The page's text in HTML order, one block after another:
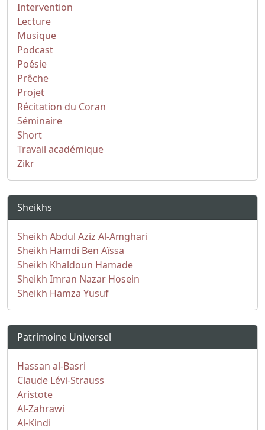
Intervention
Lecture
Musique
Podcast
Poésie
Prêche
Projet
Récitation du Coran
Séminaire
Short
Travail académique
Zikr
Sheikhs
Sheikh Abdul Aziz Al-Amghari
Sheikh Hamdi Ben Aïssa
Sheikh Khaldoun Hamade
Sheikh Imran Nazar Hosein
Sheikh Hamza Yusuf
Patrimoine Universel
Hassan al-Basri
Claude Lévi-Strauss
Aristote
Al-Zahrawi
Al-Kindi